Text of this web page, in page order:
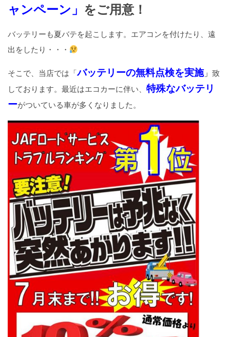
ャンペーン」 をご用意！
バッテリーも夏バテを起こします。エアコンを付けたり、遠
出をしたり・・・
そこで、当店では「バッテリーの無料点検を実施」 致
しております。最近はエコカーに伴い、 特殊なバッテリ
ーがついている車が多くなりました。